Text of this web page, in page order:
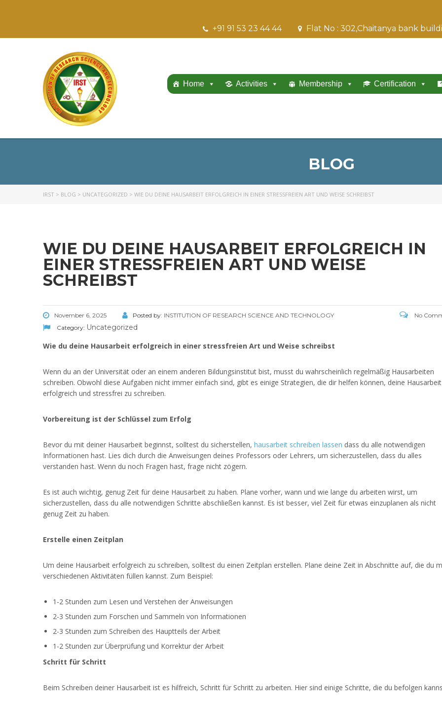
Flat No : 302,Chaitanya bank
+91 91 53 23 44 44
Home Activities Membership Certification
BLOG
IRST > BLOG > UNCATEGORIZED > WIE DU DEINE HAUSARBEIT ERFOLGREICH IN EINER STRESSFREIEN ART UND WEISE SCHREIBST
WIE DU DEINE HAUSARBEIT ERFOLGREICH IN
EINER STRESSFREIEN ART UND WEISE
SCHREIBST
November 6, 2025 Posted by: INSTITUTION OF RESEARCH SCIENCE AND TECHNOLOGY
Category: Uncategorized
No
Wie du deine Hausarbeit erfolgreich in einer stressfreien Art und Weise schreibst
Wenn du an der Universität oder an einem anderen Bildungsinstitut bist, musst du wahrscheinlich regelmäßig Hausarbeiten
schreiben. Obwohl diese Aufgaben nicht immer einfach sind, gibt es einige Strategien, die dir helfen können, deine Hausarbeit
erfolgreich und stressfrei zu schreiben.
Vorbereitung ist der Schlüssel zum Erfolg
Bevor du mit deiner Hausarbeit beginnst, solltest du sicherstellen, hausarbeit schreiben lassen dass du alle notwendigen
Informationen hast. Lies dich durch die Anweisungen deines Professors oder Lehrers, um sicherzustellen, dass du alles
verstanden hast. Wenn du noch Fragen hast, frage nicht zögern.
Es ist auch wichtig, genug Zeit für deine Hausarbeit zu haben. Plane vorher, wann und wie lange du arbeiten wirst, um
sicherzustellen, dass du alle notwendigen Schritte abschließen kannst. Es ist besser, viel Zeit für etwas einzuplanen als nicht
genug Zeit zu haben.
Erstelle einen Zeitplan
Um deine Hausarbeit erfolgreich zu schreiben, solltest du einen Zeitplan erstellen. Plane deine Zeit in Abschnitte auf, die du
verschiedenen Aktivitäten füllen kannst. Zum Beispiel:
1-2 Stunden zum Lesen und Verstehen der Anweisungen
2-3 Stunden zum Forschen und Sammeln von Informationen
2-3 Stunden zum Schreiben des Hauptteils der Arbeit
1-2 Stunden zur Überprüfung und Korrektur der Arbeit
Schritt für Schritt
Beim Schreiben deiner Hausarbeit ist es hilfreich, Schritt für Schritt zu arbeiten. Hier sind einige Schritte, die du befolgen